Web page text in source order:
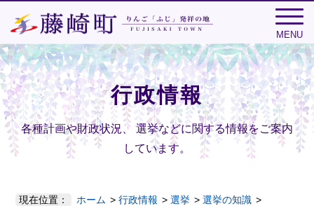
MENU
行政情報
各種計画や財政状況、 選挙などに関する情報をご案内
しています。
現在位置： ホーム 行政情報 選挙
選挙の知識